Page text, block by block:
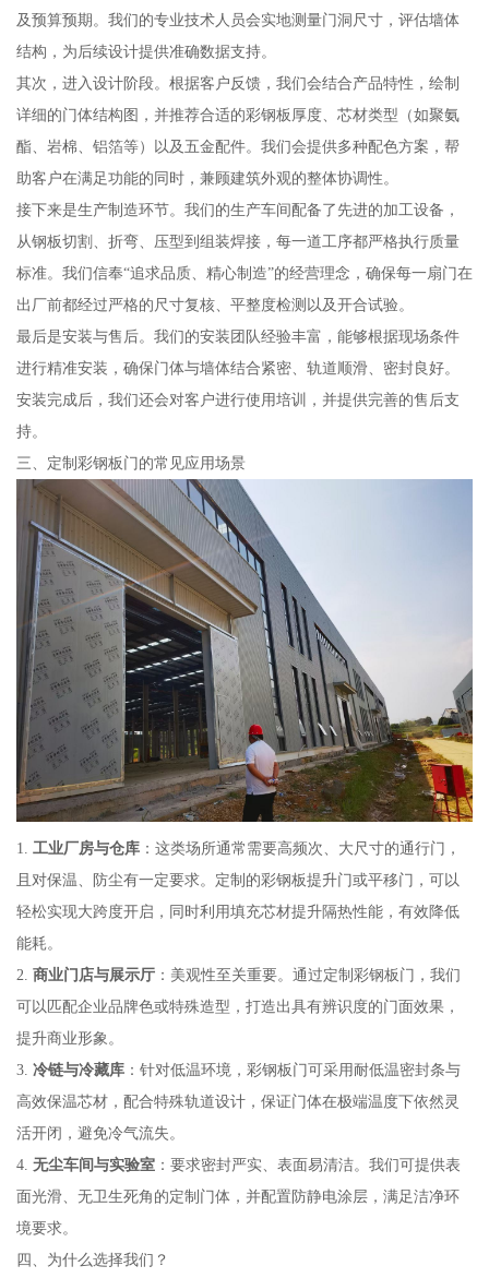
及预算预期。我们的专业技术人员会实地测量门洞尺寸，评估墙体
结构，为后续设计提供准确数据支持。
其次，进入设计阶段。根据客户反馈，我们会结合产品特性，绘制
详细的门体结构图，并推荐合适的彩钢板厚度、芯材类型（如聚氨
酯、岩棉、铝箔等）以及五金配件。我们会提供多种配色方案，帮
助客户在满足功能的同时，兼顾建筑外观的整体协调性。
接下来是生产制造环节。我们的生产车间配备了先进的加工设备，
从钢板切割、折弯、压型到组装焊接，每一道工序都严格执行质量
标准。我们信奉“追求品质、精心制造”的经营理念，确保每一扇门在
出厂前都经过严格的尺寸复核、平整度检测以及开合试验。
最后是安装与售后。我们的安装团队经验丰富，能够根据现场条件
进行精准安装，确保门体与墙体结合紧密、轨道顺滑、密封良好。
安装完成后，我们还会对客户进行使用培训，并提供完善的售后支
持。
三、定制彩钢板门的常见应用场景
1. 工业厂房与仓库：这类场所通常需要高频次、大尺寸的通行门，
且对保温、防尘有一定要求。定制的彩钢板提升门或平移门，可以
轻松实现大跨度开启，同时利用填充芯材提升隔热性能，有效降低
能耗。
2. 商业门店与展示厅：美观性至关重要。通过定制彩钢板门，我们
可以匹配企业品牌色或特殊造型，打造出具有辨识度的门面效果，
提升商业形象。
3. 冷链与冷藏库：针对低温环境，彩钢板门可采用耐低温密封条与
高效保温芯材，配合特殊轨道设计，保证门体在极端温度下依然灵
活开闭，避免冷气流失。
4. 无尘车间与实验室：要求密封严实、表面易清洁。我们可提供表
面光滑、无卫生死角的定制门体，并配置防静电涂层，满足洁净环
境要求。
四、为什么选择我们？